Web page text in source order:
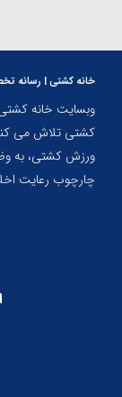
خانه کشتی | رسانه
وبسایت خانه
کشتی تلاش می کند
ورزش کشتی، به
چارچوب رعایت